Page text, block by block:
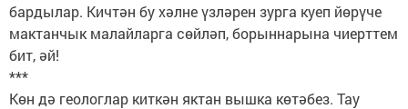
бардылар. Кичтән бу хәлне үзләрен зурга куеп йөрүче
мактанчык малайларга сөйләп, борыннарына чиерттем
бит, әй!
***
Көн дә геологлар киткән яктан вышка көтәбез. Тау